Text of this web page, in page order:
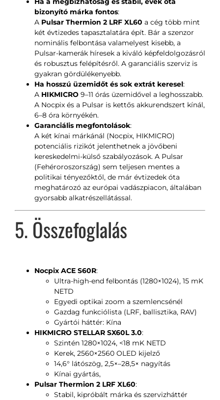
bizonyító márka fontos:
A Pulsar Thermion 2 LRF XL60 a cég több mint
két évtizedes tapasztalatára épít. Bár a szenzor
nominális felbontása valamelyest kisebb, a
Pulsar-kamerák híresek a kiváló képfeldolgozásról
és robusztus felépítésről. A garanciális szerviz is
gyakran gördülékenyebb.
Ha hosszú üzemidőt és sok extrát keresel:
A HIKMICRO9–11 órás üzemidővel a leghosszabb.
A Nocpix és a Pulsar is kettős akkurendszert kínál,
6–8 óra környékén.
Garanciális megfontolások:
A két kínai márkánál (Nocpix, HIKMICRO)
potenciális rizikót jelenthetnek a jövőbeni
kereskedelmi-külső szabályozások. A Pulsar
(Fehéroroszország) sem teljesen mentes a
politikai tényezőktől, de már évtizedek óta
meghatározó az európai vadászpiacon, általában
gyorsabb alkatrészellátással.
5. Összefoglalás
Nocpix ACE S60R:
Ultra-high-end felbontás (1280×1024), 15 mK
NETD
Egyedi optikai zoom a szemlencsénél
Gazdag funkciólista (LRF, ballisztika, RAV)
Gyártói háttér: Kína
HIKMICRO STELLAR SX60L 3.0:
Szintén 1280×1024, <18 mK NETD
Kerek, 2560×2560 OLED kijelző
14,6° látószög, 2,5×–28,5× nagyítás
Kínai gyártás,
Pulsar Thermion 2 LRF XL60:
Stabil, kipróbált márka és szervizháttér